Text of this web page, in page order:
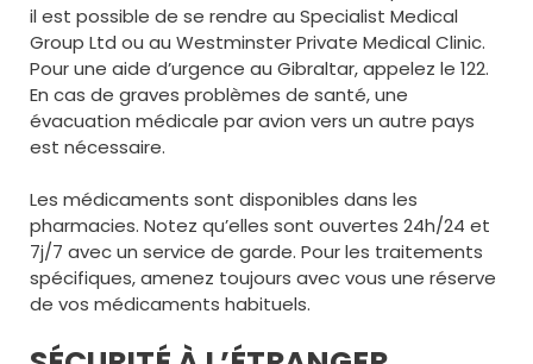
il est possible de se rendre au Specialist Medical
Group Ltd ou au Westminster Private Medical Clinic.
Pour une aide d’urgence au Gibraltar, appelez le 122.
En cas de graves problèmes de santé, une
évacuation médicale par avion vers un autre pays
est nécessaire.
Les médicaments sont disponibles dans les
pharmacies. Notez qu’elles sont ouvertes 24h/24 et
7j/7 avec un service de garde. Pour les traitements
spécifiques, amenez toujours avec vous une réserve
de vos médicaments habituels.